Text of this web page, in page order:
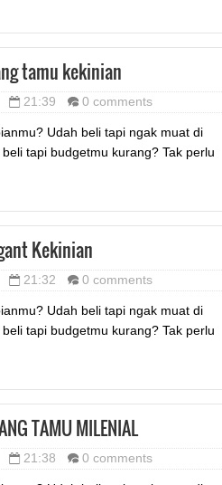
tamu kekinian
21:39 0 comments
Udah beli tapi ngak muat di
tapi budgetmu kurang? Tak perlu
Kekinian
21:32 0 comments
Udah beli tapi ngak muat di
tapi budgetmu kurang? Tak perlu
TAMU MILENIAL
21:38 0 comments